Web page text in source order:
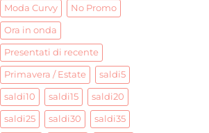
Moda Curvy No Promo
Ora in onda
Presentati di recente
Primavera / Estate saldi5
saldi10 saldi15 saldi20
saldi25 saldi30 saldi35